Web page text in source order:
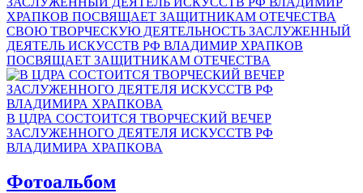
СВОЮ ТВОРЧЕСКУЮ ДЕЯТЕЛЬНОСТЬ ЗАСЛУЖЕННЫЙ
ДЕЯТЕЛЬ ИСКУССТВ РФ ВЛАДИМИР ХРАПКОВ
ПОСВЯЩАЕТ ЗАЩИТНИКАМ ОТЕЧЕСТВА
В ЦДРА СОСТОИТСЯ ТВОРЧЕСКИЙ ВЕЧЕР
ЗАСЛУЖЕННОГО ДЕЯТЕЛЯ ИСКУССТВ РФ
ВЛАДИМИРА ХРАПКОВА
Фотоальбом